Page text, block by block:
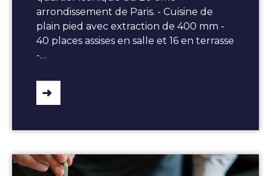
arrondissement de Paris. - Cuisine de
plain pied avec extraction de 400 mm -
40 places assises en salle et 16 en terrasse
-…